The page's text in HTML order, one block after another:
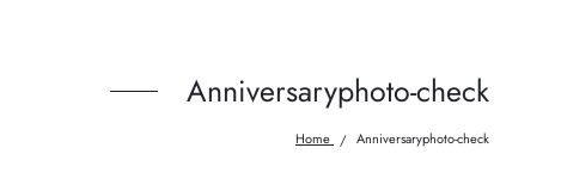
Anniversaryphoto-check
Home Anniversaryphoto-check